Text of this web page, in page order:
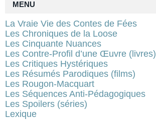
MENU
La Vraie Vie des Contes de Fées
Les Chroniques de la Loose
Les Cinquante Nuances
Les Contre-Profil d’une Œuvre (livres)
Les Critiques Hystériques
Les Résumés Parodiques (films)
Les Rougon-Macquart
Les Séquences Anti-Pédagogiques
Les Spoilers (séries)
Lexique